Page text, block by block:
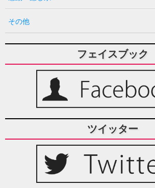
その他
フェイスブック
ツイッター